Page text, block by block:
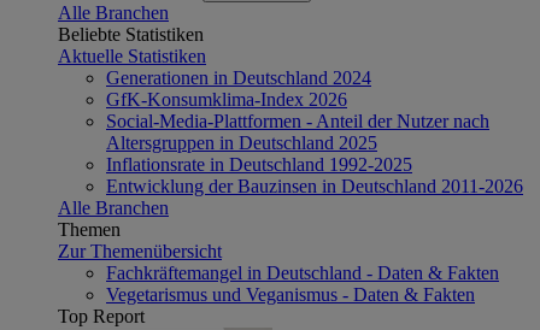
Alle Branchen
Beliebte Statistiken
Aktuelle Statistiken
Generationen in Deutschland 2024
GfK-Konsumklima-Index 2026
Social-Media-Plattformen - Anteil der Nutzer nach
Altersgruppen in Deutschland 2025
Inflationsrate in Deutschland 1992-2025
Entwicklung der Bauzinsen in Deutschland 2011-2026
Alle Branchen
Themen
Zur Themenübersicht
Fachkräftemangel in Deutschland - Daten & Fakten
Vegetarismus und Veganismus - Daten & Fakten
Top Report